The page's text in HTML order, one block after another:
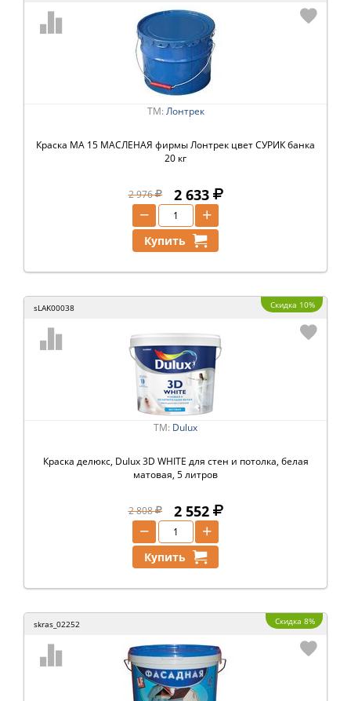
ТМ: Лонтрек
Краска МА 15 МАСЛЕНАЯ фирмы Лонтрек цвет СУРИК банка
20 кг
2 976 2 633
+
−
Купить
sLAK00038 Скидка 10%
ТМ: Dulux
Краска делюкс, Dulux 3D WHITE для стен и потолка, белая
матовая, 5 литров
2 808 2 552
+
−
Купить
skras_02252 Скидка 8%